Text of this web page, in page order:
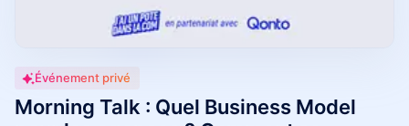
Événement privé
Morning Talk : Quel Business Model